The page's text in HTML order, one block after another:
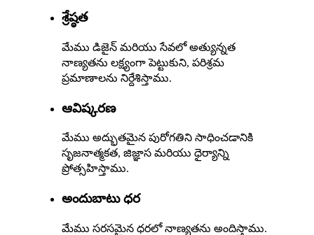
శ్రేష్ఠత
మేము డిజైన్ మరియు సేవలో అత్యున్నత
నాణ్యతను లక్ష్యంగా పెట్టుకుని, పరిశ్రమ
ప్రమాణాలను నిర్దేశిస్తాము.
ఆవిష్కరణ
మేము అద్భుతమైన పురోగతిని సాధించడానికి
సృజనాత్మకత, జిజ్ఞాస మరియు ధైర్యాన్ని
ప్రోత్సహిస్తాము.
అందుబాటు ధర
మేము సరసమైన ధరలో నాణ్యతను అందిస్తాము.